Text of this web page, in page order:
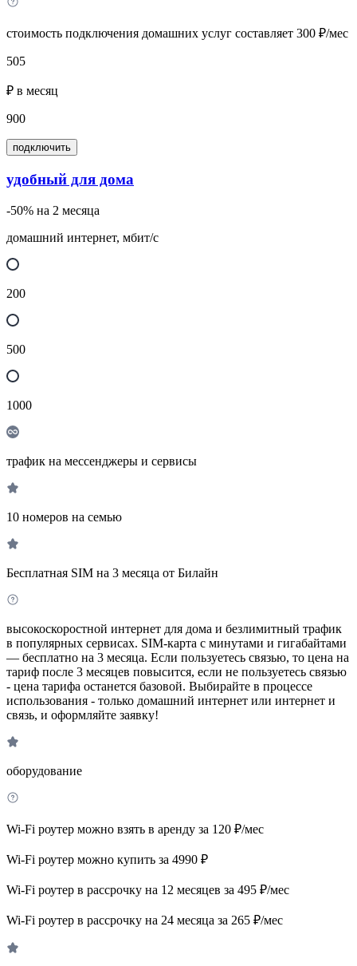
стоимость подключения домашних услуг составляет 300 ₽/мес
505
₽ в месяц
900
подключить
удобный для дома
-50% на 2 месяца
домашний интернет, мбит/с
200
500
1000
трафик на мессенджеры и сервисы
10 номеров на семью
Бесплатная SIM на 3 месяца от Билайн
высокоскоростной интернет для дома и безлимитный трафик
в популярных сервисах. SIM-карта с минутами и гигабайтами
— бесплатно на 3 месяца. Если пользуетесь связью, то цена на
тариф после 3 месяцев повысится, если не пользуетесь связью
- цена тарифа останется базовой. Выбирайте в процессе
использования - только домашний интернет или интернет и
связь, и оформляйте заявку!
оборудование
Wi-Fi роутер можно взять в аренду за 120 ₽/мес
Wi-Fi роутер можно купить за 4990 ₽
Wi-Fi роутер в рассрочку на 12 месяцев за 495 ₽/мес
Wi-Fi роутер в рассрочку на 24 месяца за 265 ₽/мес